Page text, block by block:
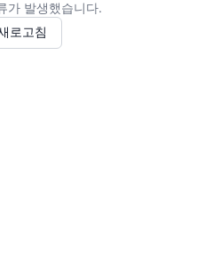
가 발생했습니다.
로고침